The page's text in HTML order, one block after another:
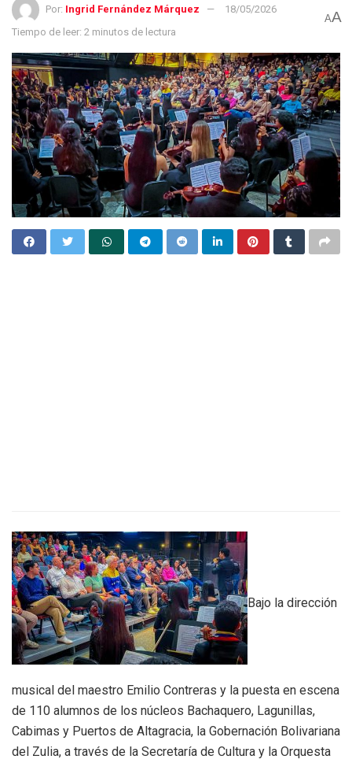
Por: Ingrid Fernández Márquez
18/05/2026
Tiempo de leer: 2 minutos de lectura
AA
Bajo la dirección
musical del maestro Emilio Contreras y la puesta en escena
de 110 alumnos de los núcleos Bachaquero, Lagunillas,
Cabimas y Puertos de Altagracia, la Gobernación Bolivariana
del Zulia, a través de la Secretaría de Cultura y la Orquesta